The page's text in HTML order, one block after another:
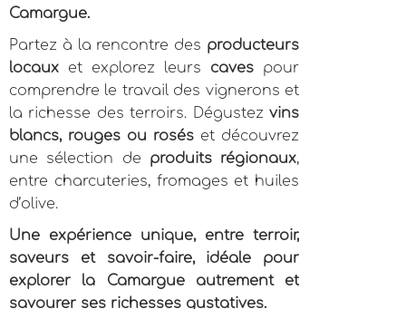
Camargue.
Partez à la rencontre des producteurs
locaux et explorez leurs caves pour
comprendre le travail des vignerons et
la richesse des terroirs. Dégustez vins
blancs, rouges ou rosés et découvrez
une sélection de produits régionaux,
entre charcuteries, fromages et huiles
d’olive.
Une expérience unique, entre terroir,
saveurs et savoir-faire, idéale pour
explorer la Camargue autrement et
savourer ses richesses gustatives.